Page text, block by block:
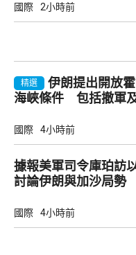
國際 2小時前
精選
伊朗提出開放
海峽條件 包括撤軍
國際 4小時前
據報美軍司令庫珀訪
討論伊朗與加沙局勢
國際 4小時前